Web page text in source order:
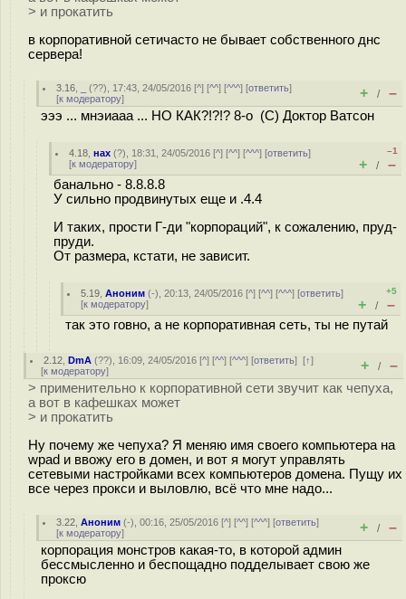
> и прокатить
в корпоративной сетичасто не бывает собственного днс
сервера!
3.16 (??), 17:43, 24/05/2016 [^] [^^] [^^^] [ответить]
[к модератору] + / –
эээ ... мнэиааа ... НО КАК?!?!? 8-о (С) Доктор Ватсон
4.18 ,нах (?), 18:31, 24/05/2016 [^] [^^] [^^^] [ответить]
[к модератору]
–1
+ / –
банально - 8.8.8.8
У сильно продвинутых еще и .4.4
И таких, прости Г-ди "корпораций", к сожалению, пруд-
пруди.
От размера, кстати, не зависит.
5.19 ,Аноним (-), 20:13, 24/05/2016 [^] [^^] [^^^] [ответить]
[к модератору]
+5
+ / –
так это го⁠вно, а не корпоративная сеть, ты не путай
2.12 ,DmA (??), 16:09, 24/05/2016 [^] [^^] [^^^] [ответить][↑]
[к модератору] + / –
> применительно к корпоративной сети звучит как чепуха,
а вот в кафешках может
> и прокатить
Ну почему же чепуха? Я меняю имя своего компьютера на
wpad и ввожу его в домен, и вот я могут управлять
сетевыми настройками всех компьютеров домена. Пущу их
все через прокси и выловлю, всё что мне надо...
3.22 ,Аноним (-), 00:16, 25/05/2016 [^] [^^] [^^^] [ответить]
[к модератору] + / –
корпорация монстров какая-то, в которой админ
бессмысленно и беспощадно подделывает свою же
проксю